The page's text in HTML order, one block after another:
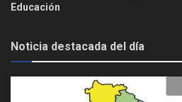
Educación
Noticia destacada del día